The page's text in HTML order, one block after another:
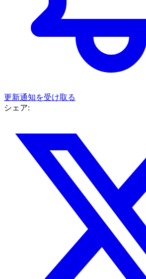
更新通知を受け取る
シェア: